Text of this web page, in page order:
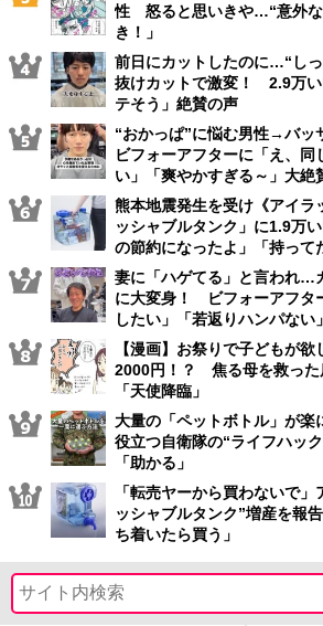
性 怒ると思いきや…“意外な
き！」
前日にカットしたのに…“し
抜けカットで激変！ 2.9万
テそう」絶賛の声
“おかっぱ”に悩む男性→バ
ビフォーアフターに「え、同
い」「爽やかすぎる～」大絶
熊本地震発生を受け《アイラ
ッシャブルタンク」に1.9万
の節約になったよ」「持って
妻に「ハゲてる」と言われ…
に大変身！ ビフォーアフタ
したい」「若返りハンパない」
【漫画】お祭りで子どもが
2000円！？ 焦る母を救った
「天使降臨」
大量の「ペットボトル」が
役立つ自衛隊の“ライフハッ
「助かる」
「転売ヤーから買わないで
ッシャブルタンク”増産を報
ち着いたら買う」